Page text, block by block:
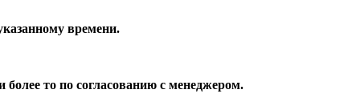
времени.
то по согласованию с менеджером.